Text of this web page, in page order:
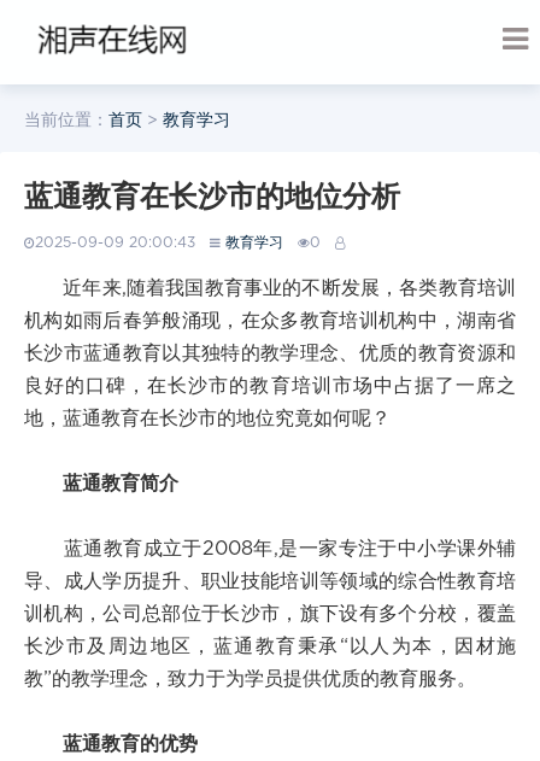
当前位置： 首页 > 教育学习
蓝通教育在长沙市的地位分析
2025-09-09 20:00:43 教育学习 0
近年来,随着我国教育事业的不断发展，各类教育培训
机构如雨后春笋般涌现，在众多教育培训机构中，湖南省
长沙市蓝通教育以其独特的教学理念、优质的教育资源和
良好的口碑，在长沙市的教育培训市场中占据了一席之
地，蓝通教育在长沙市的地位究竟如何呢？
蓝通教育简介
蓝通教育成立于2008年,是一家专注于中小学课外辅
导、成人学历提升、职业技能培训等领域的综合性教育培
训机构，公司总部位于长沙市，旗下设有多个分校，覆盖
长沙市及周边地区，蓝通教育秉承“以人为本，因材施
教”的教学理念，致力于为学员提供优质的教育服务。
蓝通教育的优势